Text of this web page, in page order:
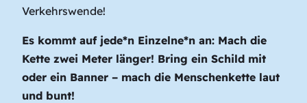
Verkehrswende!
Es kommt auf jede*n Einzelne*n an: Mach die
Kette zwei Meter länger! Bring ein Schild mit
oder ein Banner – mach die Menschenkette laut
und bunt!